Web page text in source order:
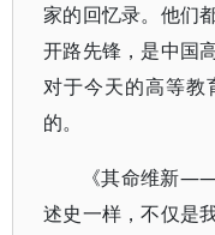
家的回忆录。他们
开路先锋，是中国
对于今天的高等教
的。
《其命维新
述史一样，不仅是